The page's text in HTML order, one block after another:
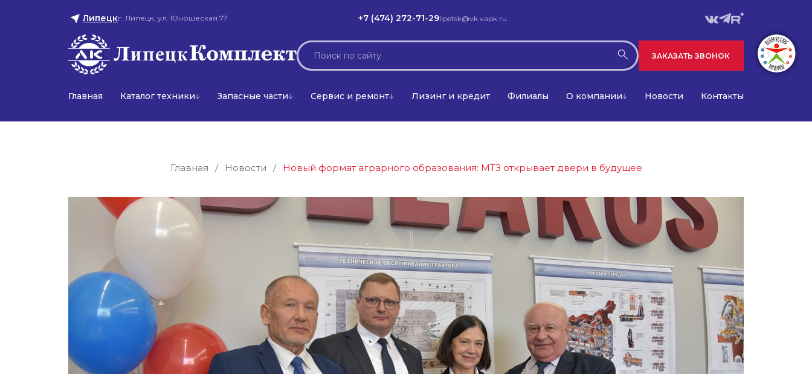
Липецкг. Липецк, ул. Юношеская 77 +7 (474) 272-71-29lipetsk@vk.vapk.ru
ЗАКАЗАТЬ ЗВОНОК
Главная Каталог техники Запасные части Сервис и ремонт Лизинг и кредит Филиалы О компании Новости Контакты
Главная / Новости / Новый формат аграрного образования: МТЗ открывает двери в будущее